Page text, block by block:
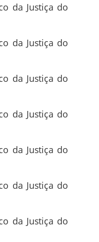
da Justiça do
da Justiça do
da Justiça do
da Justiça do
da Justiça do
da Justiça do
da Justiça do